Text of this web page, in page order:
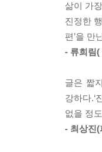
또한 나
될 수 있
‘나는
황중환
보고 싶
자신
삶이 가
진정한
편’을 만
- 류희림(
글은 짧
강하다
없을 정
- 최상진(